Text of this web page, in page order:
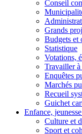
Conseil
Grands
Budgets et
Statistique
Votations,
Travailler
Enquêtes
Marchés
Recueil
Guichet
Enfance,
Culture et
Sport et